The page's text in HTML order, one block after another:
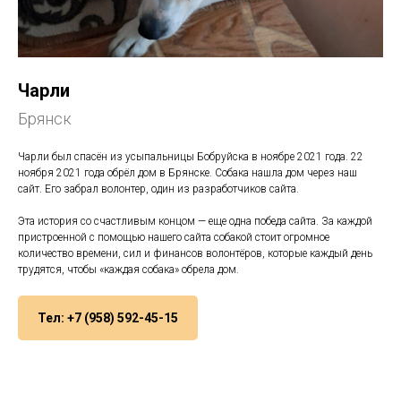
Чарли
Брянск
Чарли был спасён из усыпальницы Бобруйска в ноябре 2021 года. 22
ноября 2021 года обрёл дом в Брянске. Собака нашла дом через наш
сайт. Его забрал волонтер, один из разработчиков сайта.
Эта история со счастливым концом — еще одна победа сайта. За каждой
пристроенной с помощью нашего сайта собакой стоит огромное
количество времени, сил и финансов волонтёров, которые каждый день
трудятся, чтобы «каждая собака» обрела дом.
Тел: +7 (958) 592-45-15